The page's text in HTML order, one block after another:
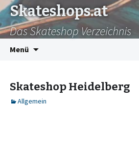
Skateshops.at
Das Skateshop Verzeichnis
Menü
Skateshop Heidelberg
Allgemein